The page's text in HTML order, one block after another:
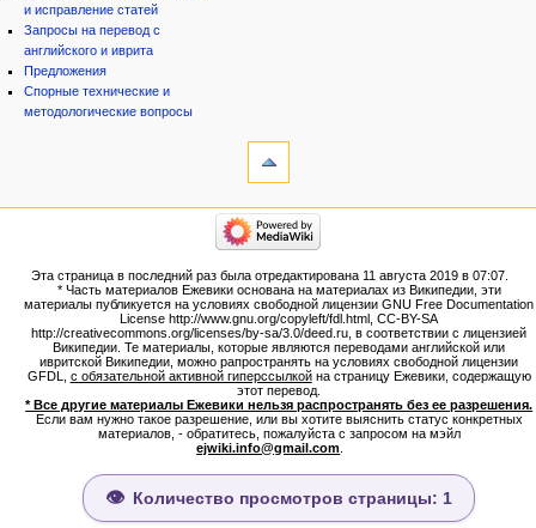
и исправление статей
Запросы на перевод с
английского и иврита
Предложения
Спорные технические и
методологические вопросы
Версия
для
Постоянная
ссылка
Сведения
о странице
категории
Народ
Проекты
Проекты/Участники/
дополнения
Публикации:Авторы
Публикации:Статьи по типу
Темы
ежевиковый куст
ЕжеВиКа,Еврейская Вики-
ЕжеВиКа-ТаНаХ
ЕжеВиКа-Публикации
ЕжеВиКа-Книги (бумажные и
Эта страница в последний раз была отредактирована 11 августа 2019 в 07:07.
* Часть материалов Ежевики основана на материалах из Википедии, эти
материалы публикуется на условиях свободной лицензии GNU Free Documentation
License http://www.gnu.org/copyleft/fdl.html, CC-BY-SA
http://creativecommons.org/licenses/by-sa/3.0/deed.ru, в соответствии с лицензией
Википедии. Те материалы, которые являются переводами английской или
ивритской Википедии, можно рапространять на условиях свободной лицензии
GFDL, с обязательной активной гиперссылкойна страницу Ежевики, содержащую
этот перевод.
* Все другие материалы Ежевики нельзя распространять без ее разрешения.
Если вам нужно такое разрешение, или вы хотите выяснить статус конкретных
материалов, - обратитесь, пожалуйста с запросом на мэйл
ejwiki.info@gmail.com
Количество просмотров страницы: 1